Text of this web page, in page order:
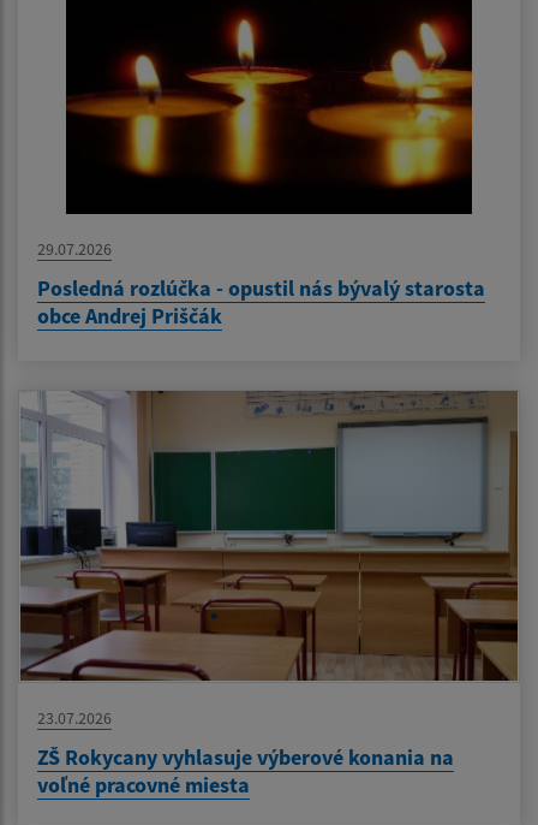
29.07.2026
Posledná rozlúčka - opustil nás bývalý starosta
obce Andrej Priščák
23.07.2026
ZŠ Rokycany vyhlasuje výberové konania na
voľné pracovné miesta